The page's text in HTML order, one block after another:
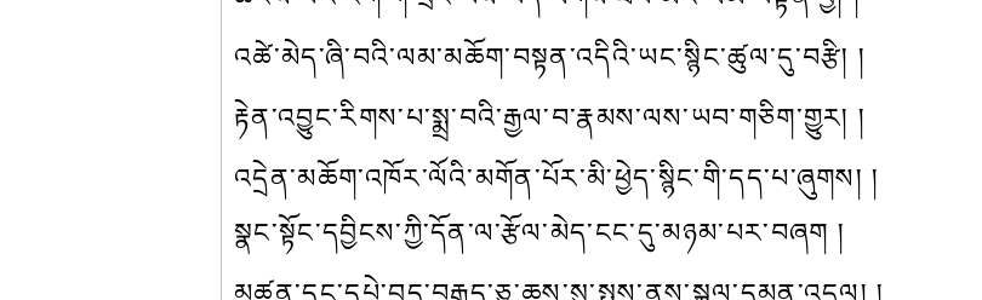
འཚེ་མེད་ཞི་བའི་ལམ་མཆོག་བསྟན་འདིའི་ཡང་སྙིང་ཚུལ་དུ་བརྩི། །
རྟེན་འབྱུང་རིགས་པ་སྨྲ་བའི་རྒྱལ་བ་རྣམས་ལས་ཡབ་གཅིག་གྱུར། །
འདྲེན་མཆོག་འཁོར་ལོའི་མགོན་པོར་མི་ཕྱེད་སྙིང་གི་དད་པ་ཞུགས། །
སྣང་སྟོང་དབྱིངས་ཀྱི་དོན་ལ་རྩོལ་མེད་ངང་དུ་མཉམ་པར་བཞག །
མཚན་དང་དཔེ་བྱད་བརྒྱད་ཅུ་ཆས་སུ་སྤྲས་ནས་སྐལ་དམན་འདུལ། །